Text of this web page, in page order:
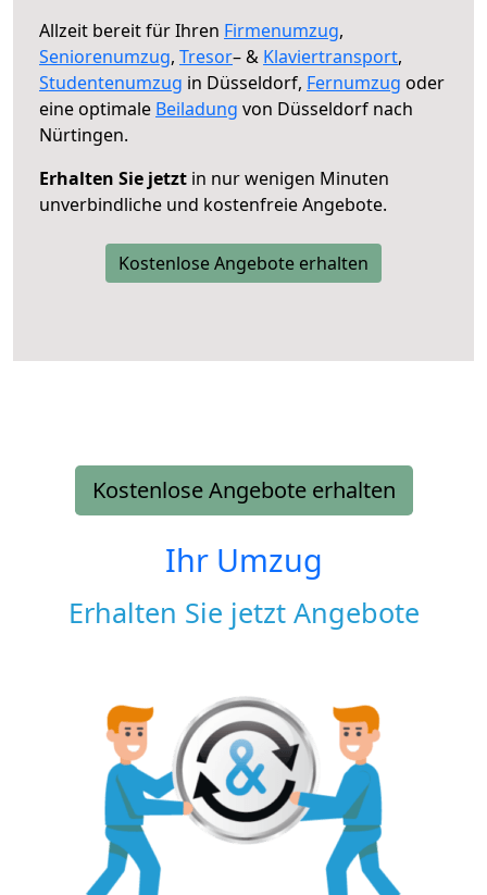
Allzeit bereit für Ihren Firmenumzug,
Seniorenumzug, Tresor– & Klaviertransport,
Studentenumzug in Düsseldorf, Fernumzug oder
eine optimale Beiladung von Düsseldorf nach
Nürtingen.
Erhalten Sie jetzt in nur wenigen Minuten
unverbindliche und kostenfreie Angebote.
Kostenlose Angebote erhalten
Kostenlose Angebote erhalten
Ihr Umzug
Erhalten Sie jetzt Angebote